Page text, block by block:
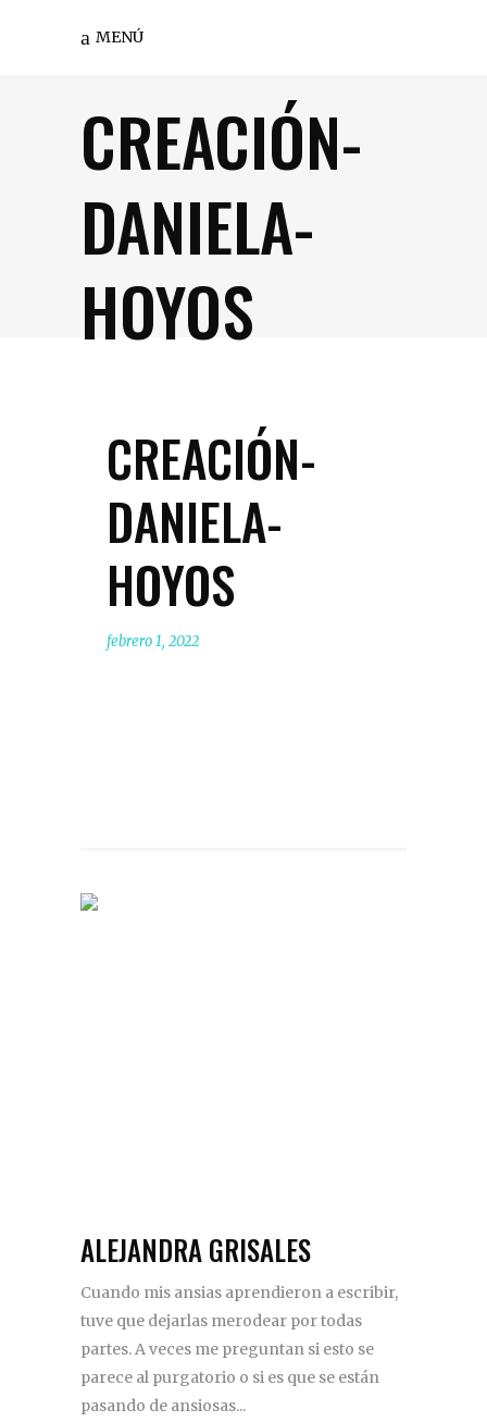
MENÚ
CREACIÓN-
DANIELA-
HOYOS
CREACIÓN-
DANIELA-
HOYOS
febrero 1, 2022
ALEJANDRA GRISALES
Cuando mis ansias aprendieron a escribir,
tuve que dejarlas merodear por todas
partes. A veces me preguntan si esto se
parece al purgatorio o si es que se están
pasando de ansiosas...